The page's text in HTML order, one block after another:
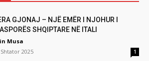
GJONAJ – NJË EMËR I NJOHUR I
SHQIPTARE NË ITALI
Musa
2025
1